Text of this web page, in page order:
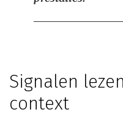
Signalen
context